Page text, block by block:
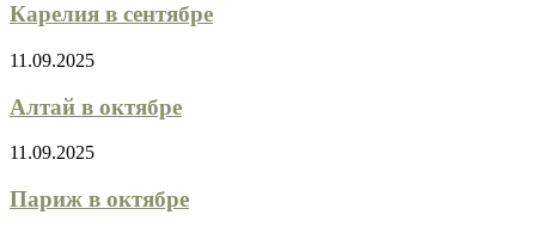
Карелия в сентябре
11.09.2025
Алтай в октябре
11.09.2025
Париж в октябре